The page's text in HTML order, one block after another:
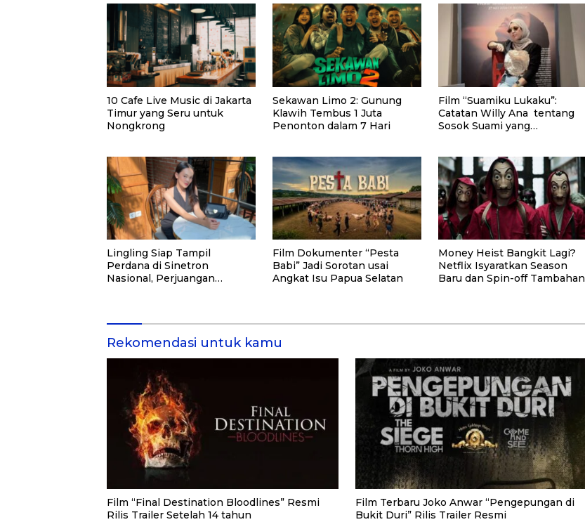
10 Cafe Live Music di Jakarta
Timur yang Seru untuk
Nongkrong
Sekawan Limo 2: Gunung
Klawih Tembus 1 Juta
Penonton dalam 7 Hari
Film “Suamiku Lukaku”:
Catatan Willy Ana tentang
Sosok Suami yang
Lingling Siap Tampil
Perdana di Sinetron
Nasional, Perjuangan
Film Dokumenter “Pesta
Babi” Jadi Sorotan usai
Angkat Isu Papua Selatan
Money Heist Bangkit Lagi?
Netflix Isyaratkan Season
Baru dan Spin-off Tambahan
Rekomendasi untuk kamu
Film “Final Destination Bloodlines” Resmi
Rilis Trailer Setelah 14 tahun
Film Terbaru Joko Anwar “Pengepungan di
Bukit Duri” Rilis Trailer Resmi